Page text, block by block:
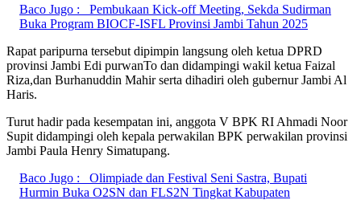
Baco Jugo :
Pembukaan Kick-off Meeting, Sekda Sudirman
Buka Program BIOCF-ISFL Provinsi Jambi Tahun 2025
Rapat paripurna tersebut dipimpin langsung oleh ketua DPRD
provinsi Jambi Edi purwanTo dan didampingi wakil ketua Faizal
Riza,dan Burhanuddin Mahir serta dihadiri oleh gubernur Jambi Al
Haris.
Turut hadir pada kesempatan ini, anggota V BPK RI Ahmadi Noor
Supit didampingi oleh kepala perwakilan BPK perwakilan provinsi
Jambi Paula Henry Simatupang.
Baco Jugo :
Olimpiade dan Festival Seni Sastra, Bupati
Hurmin Buka O2SN dan FLS2N Tingkat Kabupaten